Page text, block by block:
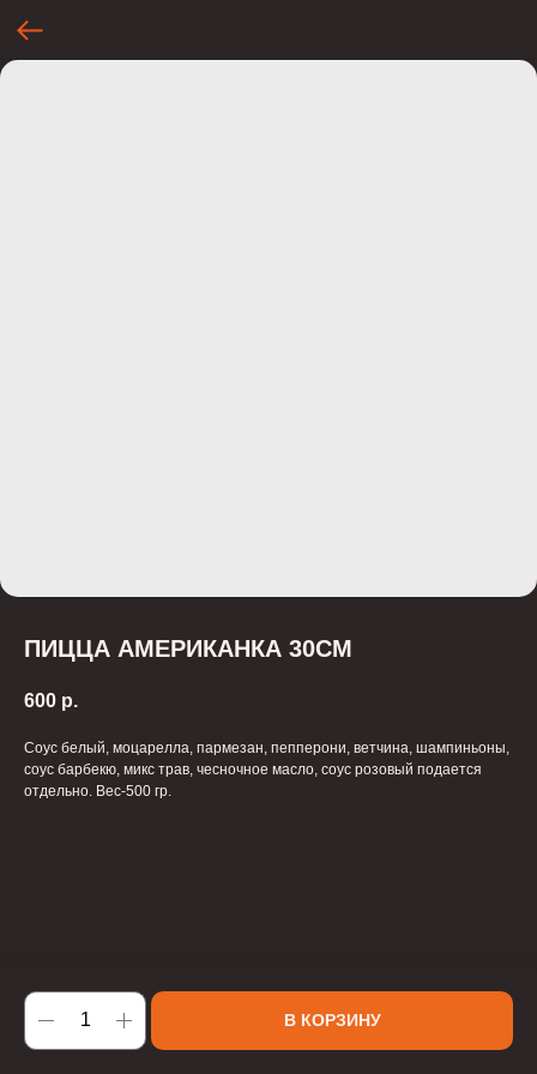
ПИЦЦА АМЕРИКАНКА 30СМ
600 р.
В КОРЗИНУ
Соус белый, моцарелла, пармезан, пепперони, ветчина, шампиньоны,
соус барбекю, микс трав, чесночное масло, соус розовый подается
отдельно. Вес-500 гр.